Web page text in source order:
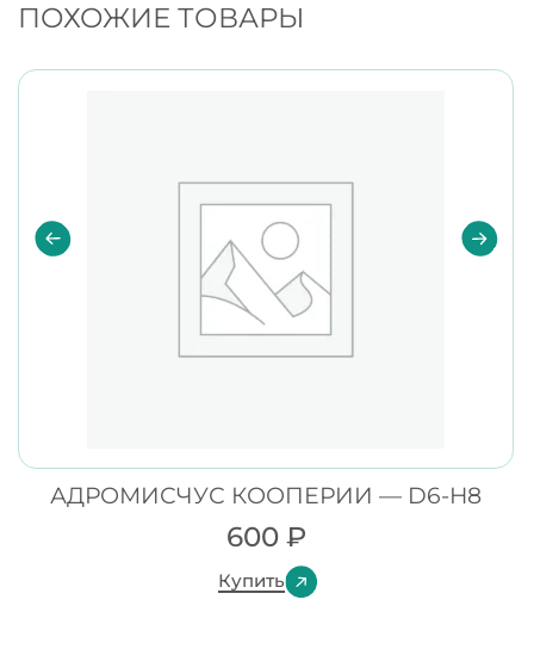
ПОХОЖИЕ ТОВАРЫ
АДРОМИСЧУС КООПЕРИИ — D6-H8
600 ₽
Купить